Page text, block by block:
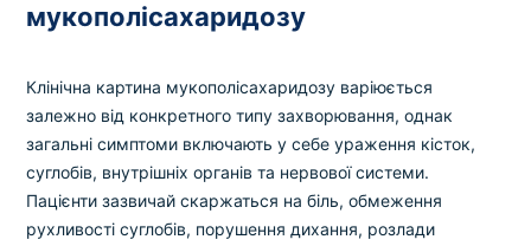
мукополісахаридозу
Клінічна картина мукополісахаридозу варіюється
залежно від конкретного типу захворювання, однак
загальні симптоми включають у себе ураження кісток,
суглобів, внутрішніх органів та нервової системи.
Пацієнти зазвичай скаржаться на біль, обмеження
рухливості суглобів, порушення дихання, розлади